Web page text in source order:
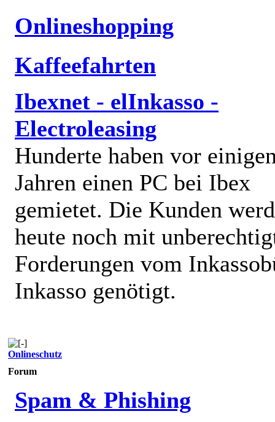
Onlineshopping
Kaffeefahrten
Ibexnet - elInkasso -
Electroleasing
Hunderte haben vor
Jahren einen PC bei Ibex
gemietet. Die Kunden
heute noch mit
Forderungen vom
Inkasso genötigt.
Onlineschutz
Forum
Spam & Phishing